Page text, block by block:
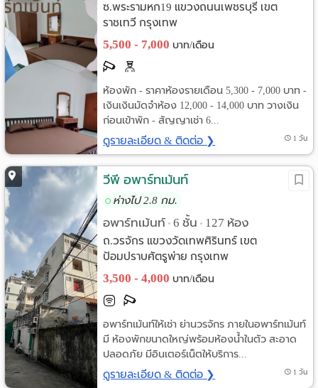
ซ.พระรามหก19 แขวงถนนเพชรบุรี เขต
ราชเทวี กรุงเทพ
5,500 - 7,000 บาท/เดือน
ห้องพัก - ราคาห้องรายเดือน 5,300 - 7,000 บาท -
เงินเงินมัดจำห้อง 12,000 - 14,000 บาท วางเงิน
ก่อนเข้าพัก - สัญญาเช่า 6...
ดูรายละเอียด & ติดต่อ ❯ 1 วัน
วีพี อพาร์ทเม้นท์
ห่างไป 2.8 กม.
อพาร์ทเม้นท์ • 6 ชั้น • 127 ห้อง
ถ.วรจักร แขวงวัดเทพศิรินทร์ เขต
ป้อมปราบศัตรูพ่าย กรุงเทพ
3,500 - 4,000 บาท/เดือน
อพาร์ทเม้นท์ให้เช่า ย่านวรจักร ภายในอพาร์ทเม้นท์
มี ห้องพักขนาดใหญ่พร้อมห้องน้ำในตัว สะอาด
ปลอดภัย มีอินเตอร์เน็ตให้บริการ...
ดูรายละเอียด & ติดต่อ ❯ 1 วัน